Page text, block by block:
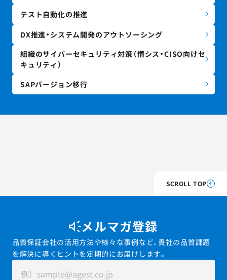
テスト自動化の推進
DX推進・システム開発のアウトソーシング
組織のサイバーセキュリティ対策（情シス・CISO向けセ
キュリティ）
SAPバージョン移行
SCROLL TOP
メルマガ登録
品質保証会社の活用方法や様々な事例など、貴社の品質課題
を解決に導くヒントを定期的にお届けします。